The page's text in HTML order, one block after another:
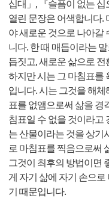
십대」, 『슬픔이 없는
열린 문장은 어색합니다.
야 새로운 것으로 나아갈
니다. 한 때 매듭이라는
듭짓고, 새로운 삶으로
하지만 시는 그 마침표를
입니다. 시는 그것을 해
표를 없앰으로써 삶을 경
침표일 수 없을 것이라고
는 산물이라는 것을 상기
로 마침표를 찍음으로써
그것이 최후의 방법이면
게 자기 삶에 자기 손으
기 때문입니다.